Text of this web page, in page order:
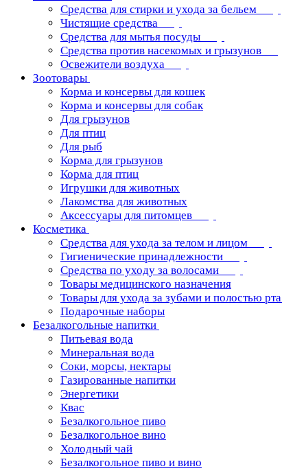
Средства для стирки и ухода за бельем
Чистящие средства
Средства для мытья посуды
Средства против насекомых и грызунов
Освежители воздуха
Зоотовары
Корма и консервы для кошек
Корма и консервы для собак
Для грызунов
Для птиц
Для рыб
Корма для грызунов
Корма для птиц
Игрушки для животных
Лакомства для животных
Аксессуары для питомцев
Косметика
Средства для ухода за телом и лицом
Гигиенические принадлежности
Средства по уходу за волосами
Товары медицинского назначения
Товары для ухода за зубами и полостью рта
Подарочные наборы
Безалкогольные напитки
Питьевая вода
Минеральная вода
Соки, морсы, нектары
Газированные напитки
Энергетики
Квас
Безалкогольное пиво
Безалкогольное вино
Холодный чай
Безалкогольное пиво и вино